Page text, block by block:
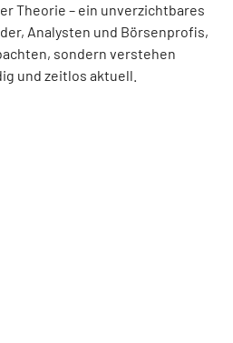
Theorie – ein unverzichtbares
Analysten und Börsenprofis,
sondern verstehen
und zeitlos aktuell.